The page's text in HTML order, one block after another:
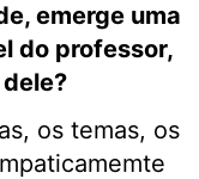
emerge uma
do professor,
os temas, os